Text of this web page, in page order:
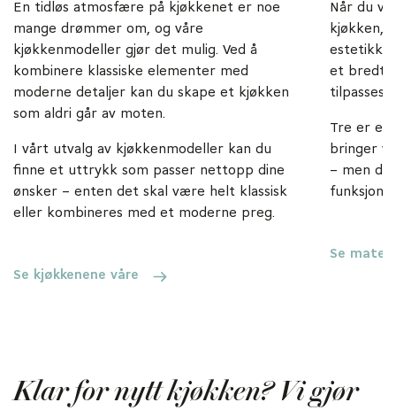
En tidløs atmosfære på kjøkkenet er noe
mange drømmer om, og våre
kjøkkenmodeller gjør det mulig. Ved å
kombinere klassiske elementer med
moderne detaljer kan du skape et kjøkken
som aldri går av moten.
I vårt utvalg av kjøkkenmodeller kan du
finne et uttrykk som passer nettopp dine
ønsker – enten det skal være helt klassisk
eller kombineres med et moderne preg.
Se kjøkkenene våre
Når du
kjøkken,
estetikk
et bredt
tilpasses
Tre er et
bringer
– men
Se
Klar for nytt kjøkken? Vi gjør